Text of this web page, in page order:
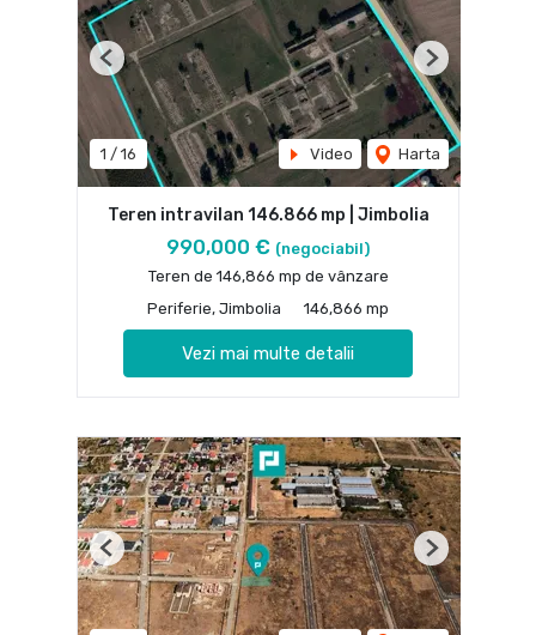
1 / 16 Video Harta
Previous Next
Teren intravilan 146.866 mp | Jimbolia
990,000 € (negociabil)
Teren de 146,866 mp de vânzare
Periferie, Jimbolia
146,866 mp
Vezi mai multe detalii
Previous Next